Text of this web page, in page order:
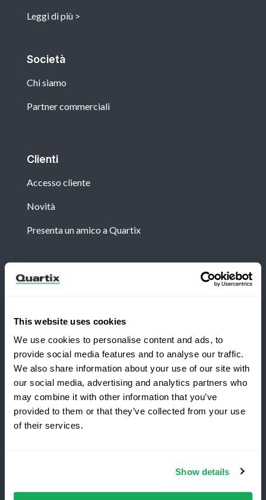
This website uses cookies
We use cookies to personalise content and ads, to
provide social media features and to analyse our traffic.
We also share information about your use of our site with
our social media, advertising and analytics partners who
may combine it with other information that you’ve
provided to them or that they’ve collected from your use
of their services.
Show details
Leggi di più
Società
Chi siamo
Partner commerciali
Clienti
Accesso cliente
Novità
Presenta un amico a Quartix
Newsletter
di Quartix
Partita IVA: FR89979868353
Termini e condizioniInformativa sulla privacy
Avviso legale
Passa a Quartix
per flotte aziendali,niente